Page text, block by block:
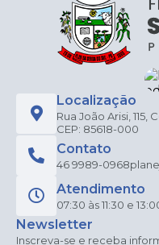
Localização
Rua João Arisi, 115,
CEP: 85618-000
Contato
46 9989-0968
Atendimento
07:30 às 11:30 e
Newsletter
Inscreva-se e receba